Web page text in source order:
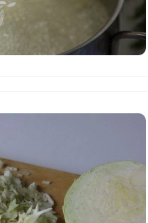
25.3 мкг
357.6 мг
728.8 мг
Как приготовить ужики
персональных данныхи